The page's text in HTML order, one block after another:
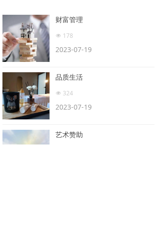
财富管理
넶 178
2023-07-19
品质生活
넶 324
2023-07-19
艺术赞助